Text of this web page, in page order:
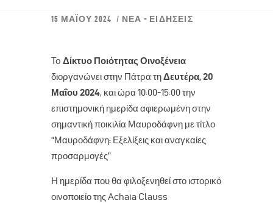
15 ΜΑΪ́ΟΥ 2024 ΝΈΑ - ΕΙΔΉΣΕΙΣ
To Δίκτυο Ποιότητας Οινοξένεια
διοργανώνει στην Πάτρα τηΔευτέρα, 20
Μαΐου 2024, και ώρα 10:00-15:00 την
επιστημονική ημερίδα αφιερωμένη στην
σημαντική ποικιλία Μαυροδάφνη με τίτλο
“Μαυροδάφνη: Εξελίξεις και αναγκαίες
προσαρμογές”
Η ημερίδα που θα φιλοξενηθεί στο ιστορικό
οινοποιείο της Achaia Clauss